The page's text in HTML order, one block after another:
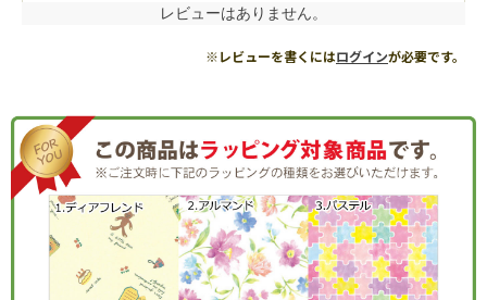
レビューはありません。
※レビューを書くにはログインが必要です。